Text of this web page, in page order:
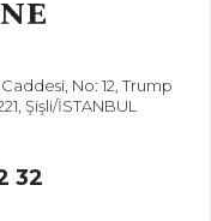
No: 12, Trump
Şişli/İSTANBUL
32